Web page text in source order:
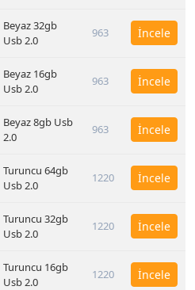
Beyaz 32gb
Usb 2.0
963 İncele
Beyaz 16gb
Usb 2.0
963 İncele
Beyaz 8gb Usb
2.0
963 İncele
Turuncu 64gb
Usb 2.0
1220 İncele
Turuncu 32gb
Usb 2.0
1220 İncele
Turuncu 16gb
Usb 2.0
1220 İncele